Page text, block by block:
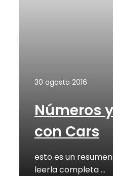
30 agosto 2016
Números
con Cars
esto es un
leerla completa …